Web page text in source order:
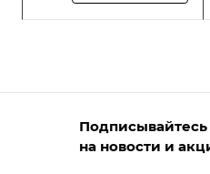
Подписывайтесь
на новости и